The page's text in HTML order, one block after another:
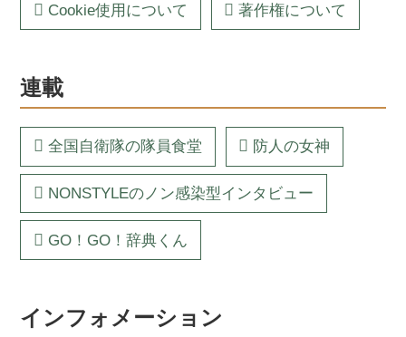
Cookie使用について 著作権について
連載
全国自衛隊の隊員食堂 防人の女神
NONSTYLEのノン感染型インタビュー
GO！GO！辞典くん
インフォメーション